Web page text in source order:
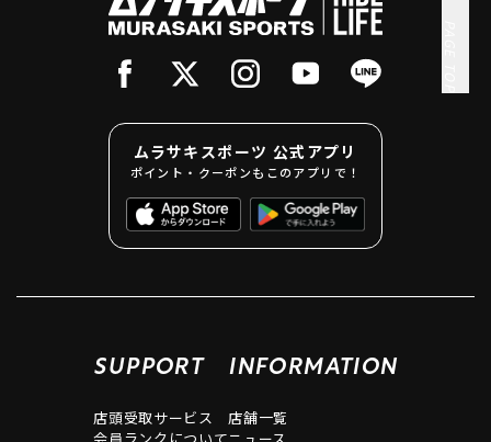
ムラサキスポーツ 公式アプリ
ポイント・クーポンもこのアプリで！
SUPPORT
店頭受取サービス
INFORMATION
店舗一覧